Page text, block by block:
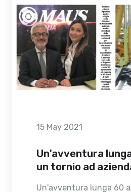
15 May 2021
Un'avventura
un tornio ad
Un'avventura lunga 60